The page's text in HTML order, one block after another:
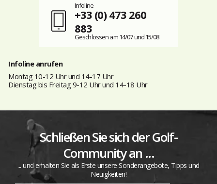
Infoline
+33 (0) 473 260
883
Geschlossen am 14/07 und 15/08
Infoline anrufen
Montag 10-12 Uhr und 14-17 Uhr
Dienstag bis Freitag 9-12 Uhr und 14-18 Uhr
Schließen Sie sich der Golf-
Community an ...
... und erhalten Sie als Erste unsere Sonderangebote, Tipps und
Neuigkeiten!